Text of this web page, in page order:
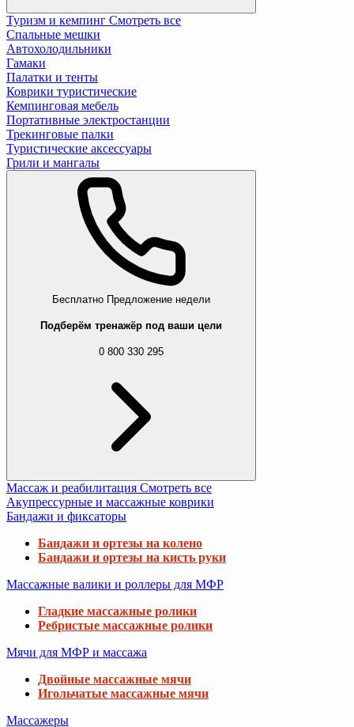
Туризм и кемпинг Смотреть все
Спальные мешки
Автохолодильники
Гамаки
Палатки и тенты
Коврики туристические
Кемпинговая мебель
Портативные электростанции
Трекинговые палки
Туристические аксессуары
Грили и мангалы
Бесплатно Предложение недели
Подберём тренажёр под ваши цели
0 800 330 295
Массаж и реабилитация Смотреть все
Акупрессурные и массажные коврики
Бандажи и фиксаторы
Бандажи и ортезы на колено
Бандажи и ортезы на кисть руки
Массажные валики и роллеры для МФР
Гладкие массажные ролики
Ребристые массажные ролики
Мячи для МФР и массажа
Двойные массажные мячи
Игольчатые массажные мячи
Массажеры